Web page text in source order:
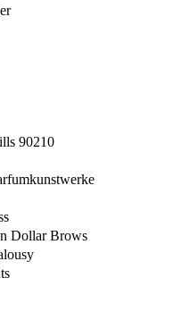
90210
Dollar Brows